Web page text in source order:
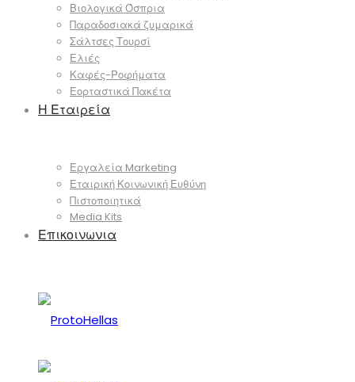
Βιολογικά Όσπρια
Παραδοσιακά ζυμαρικά
Σάλτσες Τουρσί
Ελιές
Καφές-Ροφήματα
Εορταστικά Πακέτα
Η Εταιρεία
Εργαλεία Marketing
Εταιρική Κοινωνική Ευθύνη
Πιστοποιητικά
Media Kits
Επικοινωνια